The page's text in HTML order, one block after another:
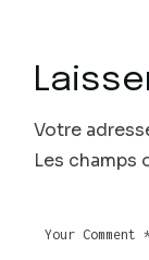
Votre
Les